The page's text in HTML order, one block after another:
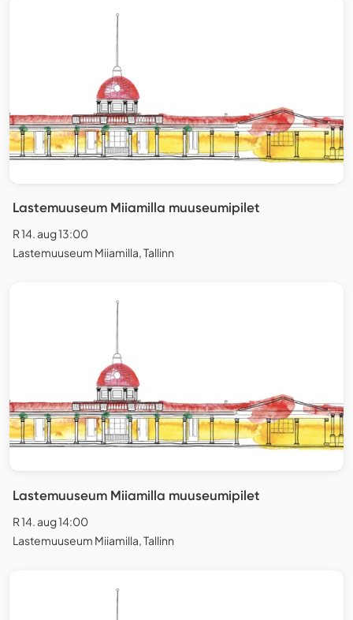
Lastemuuseum Miiamilla muuseumipilet
R 14. aug 13:00
Lastemuuseum Miiamilla, Tallinn
Lastemuuseum Miiamilla muuseumipilet
R 14. aug 14:00
Lastemuuseum Miiamilla, Tallinn